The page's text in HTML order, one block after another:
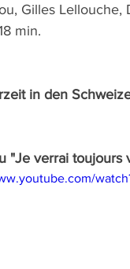
Gilles Lellouche,
min.
in den
"Je verrai toujours